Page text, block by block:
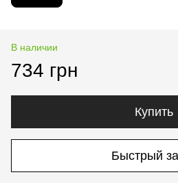
В наличии
734 грн
Купить
Быстрый